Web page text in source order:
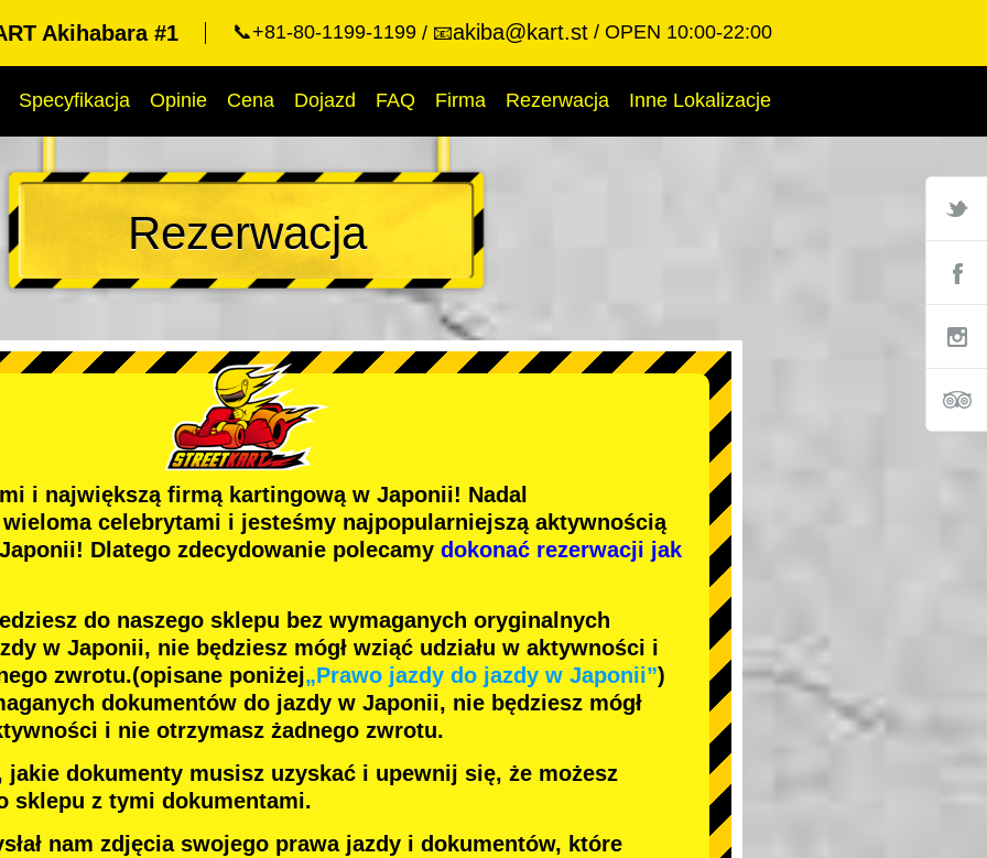
Akihabara #1 📞+81-80-1199-1199 📧akiba@kart.st OPEN 10:00-22:00
Specyfikacja Opinie Cena Dojazd FAQ Firma Rezerwacja Inne Lokalizacje
Rezerwacja
i największą firmą kartingowąw Japonii! Nadal
wieloma celebrytami i jesteśmy najpopularniejszą aktywnością
Dlatego zdecydowanie polecamy dokonać rezerwacji jak
do naszego sklepu bez wymaganych oryginalnych
w Japonii, nie będziesz mógł wziąć udziału w aktywności i
zwrotu.(opisane poniżej„Prawo jazdy do jazdy w Japonii”)
dokumentów do jazdy w Japonii, nie będziesz mógł
i nie otrzymasz żadnego zwrotu.
jakie dokumenty musisz uzyskać i upewnij się, że możesz
sklepu z tymi dokumentami.
nam zdjęcia swojego prawa jazdy i dokumentów, które